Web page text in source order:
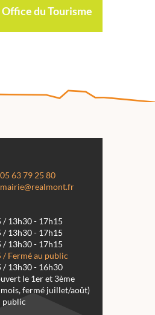
Office du Tourisme
05 63 79 25 80
mairie@realmont.fr
/ 13h30 - 17h15
/ 13h30 - 17h15
/ 13h30 - 17h15
/ Fermé au public
/ 13h30 - 16h30
le 1er et 3ème
fermé juillet/août)
public